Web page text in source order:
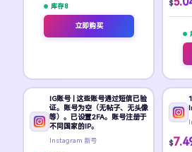
库存 8
立即购买
$
IG账号 | 这些账号通过短信已验
证。账号为空（无帖子、无头像
等）。已设置2FA。账号注册于
不同国家的IP。
Instagram 新号 $